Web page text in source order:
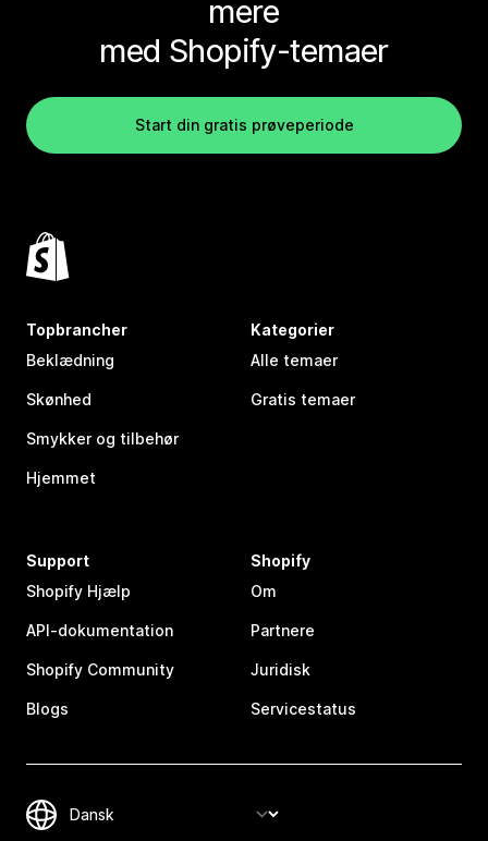
mere
med Shopify-temaer
Start din gratis prøveperiode
Topbrancher
Beklædning
Skønhed
Smykker og tilbehør
Hjemmet
Kategorier
Alle temaer
Gratis temaer
Support
Shopify Hjælp
API-dokumentation
Shopify Community
Blogs
Shopify
Om
Partnere
Juridisk
Servicestatus